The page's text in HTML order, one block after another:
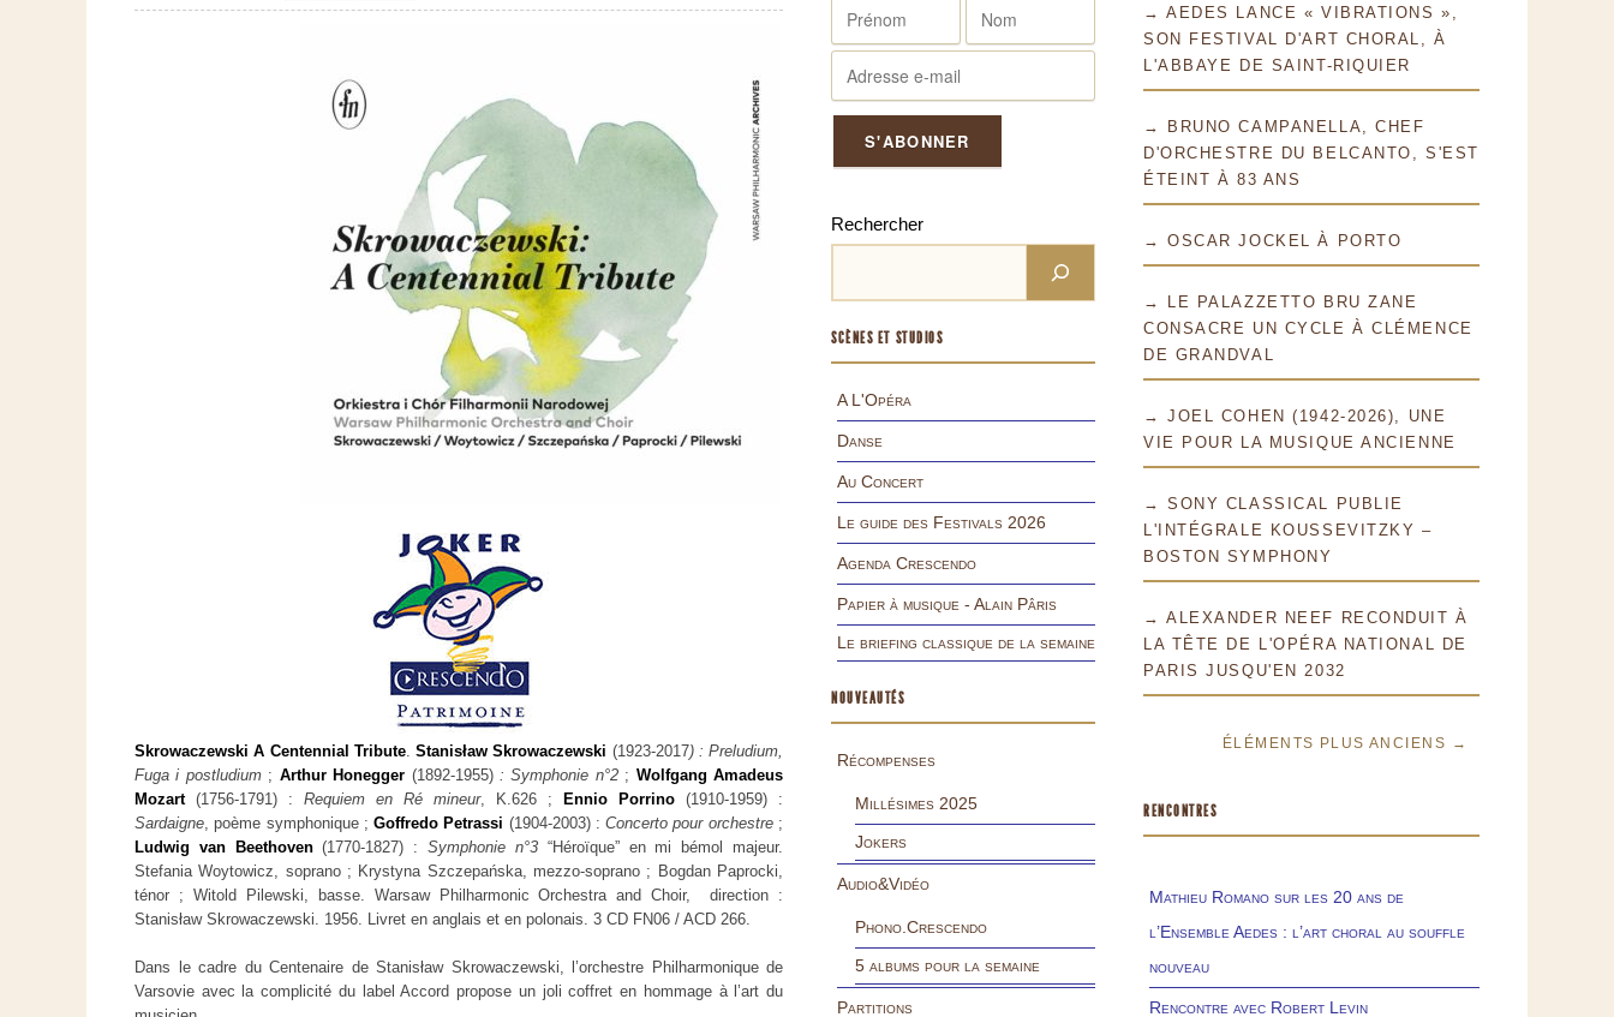
Skrowaczewski A Centennial Tribute. Stanisław Skrowaczewski (1923-2017) : Preludium,
Fuga i postludium; Arthur Honegger (1892-1955) : Symphonie n°2; Wolfgang Amadeus
Mozart(1756-1791) : Requiem en Ré mineur, K.626 ; Ennio Porrino (1910-1959) :
Sardaigne, poème symphonique ; Goffredo Petrassi (1904-2003) : Concerto pour orchestre;
Ludwig van Beethoven(1770-1827) :Symphonie n°3“Héroïque” en mi bémol majeur.
Stefania Woytowicz, soprano ; Krystyna Szczepańska, mezzo-soprano ; Bogdan Paprocki,
ténor ; Witold Pilewski, basse. Warsaw Philharmonic Orchestra and Choir, direction :
Stanisław Skrowaczewski. 1956. Livret en anglais et en polonais. 3 CD FN06 / ACD 266.
Dans le cadre du Centenaire de Stanisław Skrowaczewski, l’orchestre Philharmonique de
Varsovie avec la complicité du label Accord propose un joli coffret en hommage à l’art du
Rechercher
SCÈNES ET STUDIOS
A L'Opéra
Danse
Au Concert
Le guide des Festivals 2026
Agenda Crescendo
Papier à musique - Alain Pâris
Le briefing classique de la semaine
NOUVEAUTÉS
Récompenses
Millésimes 2025
Jokers
Audio&Vidéo
Phono.Crescendo
5 albums pour la semaine
Partitions
→ AEDES LANCE « VIBRATIONS »,
SON FESTIVAL D'ART CHORAL, À
L'ABBAYE DE SAINT-RIQUIER
→ BRUNO CAMPANELLA, CHEF
D'ORCHESTRE DU BELCANTO, S'EST
ÉTEINT À 83 ANS
→ OSCAR JOCKEL À PORTO
→ LE PALAZZETTO BRU ZANE
CONSACRE UN CYCLE À CLÉMENCE
DE GRANDVAL
→ JOEL COHEN (1942-2026), UNE
VIE POUR LA MUSIQUE ANCIENNE
→ SONY CLASSICAL PUBLIE
L'INTÉGRALE KOUSSEVITZKY –
BOSTON SYMPHONY
→ ALEXANDER NEEF RECONDUIT À
LA TÊTE DE L'OPÉRA NATIONAL DE
PARIS JUSQU'EN 2032
ÉLÉMENTS PLUS ANCIENS →
RENCONTRES
Mathieu Romano sur les 20 ans de
l’Ensemble Aedes : l’art choral au souffle
nouveau
Rencontre avec Robert Levin